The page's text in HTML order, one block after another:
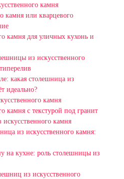
камня
камня или кварцевого
камня для уличных кухонь и
из искусственного
какая столешница из
идеально?
камня
камня с текстурой под гранит
камня
из искусственного камня:
на кухне: роль столешницы из
из искусственного